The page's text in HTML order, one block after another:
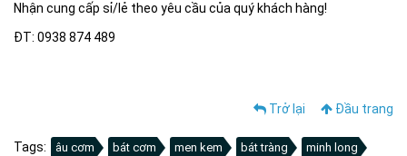
Nhận cung cấp sỉ/lẻ theo yêu cầu của quý khách hàng!
ĐT: 0938 874 489
Trở lại Đầu trang
Tags: âu cơm bát cơm men kem bát tràng
minh long